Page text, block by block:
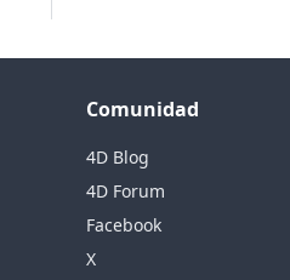
Comunidad
4D Blog
4D Forum
Facebook
X